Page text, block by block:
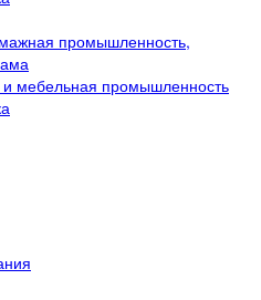
промышленность,
и мебельная промышленность